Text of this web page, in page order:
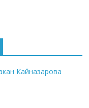
Кайназарова